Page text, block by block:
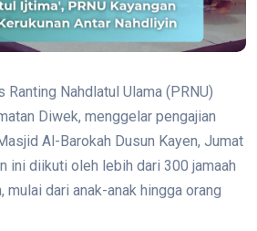
Ranting Nahdlatul Ulama (PRNU)
Diwek, menggelar pengajian
Al-Barokah Dusun Kayen, Jumat
ini diikuti oleh lebih dari 300 jamaah
mulai dari anak-anak hingga orang